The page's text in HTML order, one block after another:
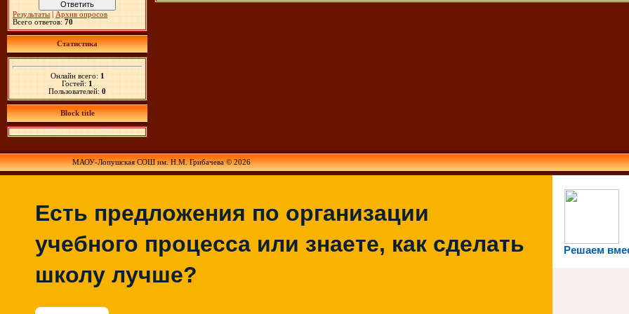
Результаты
Архив опросов
Всего ответов: 70
Статистика
Онлайн всего: 1
Гостей: 1
Пользователей: 0
Block title
МАОУ-Лопушская СОШ им. Н.М. Грибачева © 2026
Решаем
Есть предложения по организации
учебного процесса или знаете, как сделать
школу лучше?